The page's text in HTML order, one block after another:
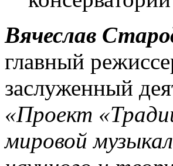
Вячеслав
главный
заслуженный
«Проект
мировой